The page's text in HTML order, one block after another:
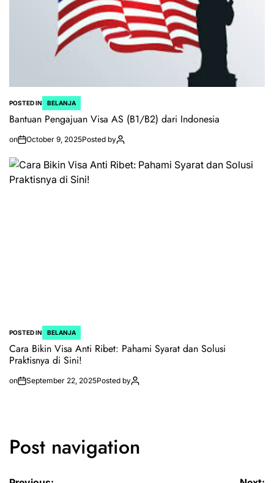
POSTED IN BELANJA
Bantuan Pengajuan Visa AS (B1/B2) dari Indonesia
on October 9, 2025Posted by
POSTED IN BELANJA
Cara Bikin Visa Anti Ribet: Pahami Syarat dan Solusi
Praktisnya di Sini!
on September 22, 2025Posted by
Post navigation